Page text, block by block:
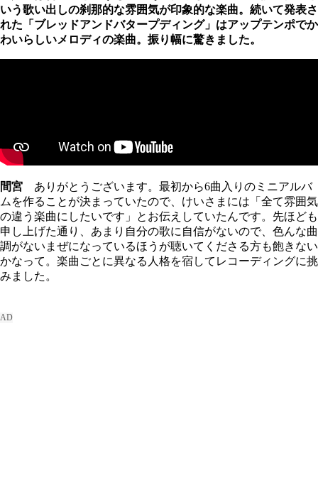
いう歌い出しの刹那的な雰囲気が印象的な楽曲。続いて発表さ
れた「ブレッドアンドバタープディング」はアップテンポでか
わいらしいメロディの楽曲。振り幅に驚きました。
間宮 ありがとうございます。最初から6曲入りのミニアルバ
ムを作ることが決まっていたので、けいさまには「全て雰囲気
の違う楽曲にしたいです」とお伝えしていたんです。先ほども
申し上げた通り、あまり自分の歌に自信がないので、色んな曲
調がないまぜになっているほうが聴いてくださる方も飽きない
かなって。楽曲ごとに異なる人格を宿してレコーディングに挑
みました。